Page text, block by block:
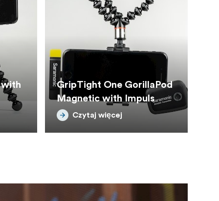
GripTight One GorillaPod
Magnetic with Impuls
Czytaj więcej